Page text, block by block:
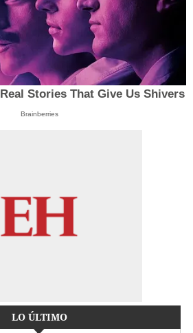
Stories That Give Us Shivers
Brainberries
LO ÚLTIMO